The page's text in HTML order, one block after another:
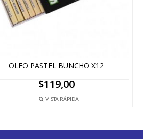
OLEO PASTEL BUNCHO X12
$119,00
VISTA RÁPIDA